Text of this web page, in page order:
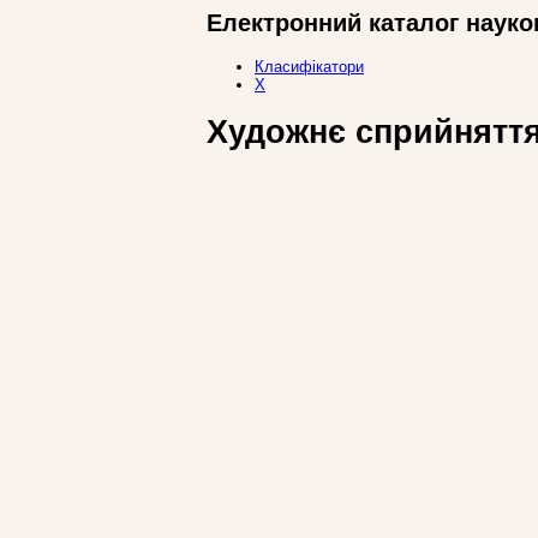
Електронний каталог
Класифікатори
Х
Художнє